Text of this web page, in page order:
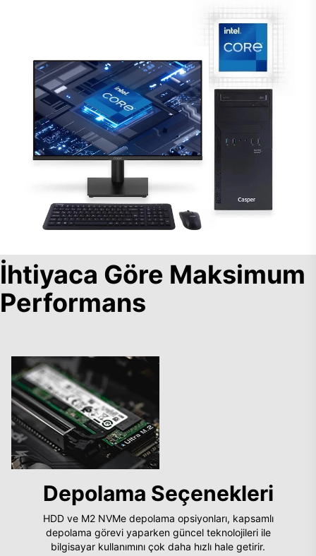
İhtiyaca Göre Maksimum
Performans
Depolama Seçenekleri
HDD ve M2 NVMe depolama opsiyonları, kapsamlı
depolama görevi yaparken güncel teknolojileri ile
bilgisayar kullanımını çok daha hızlı hale getirir.